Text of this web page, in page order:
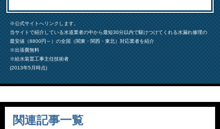
※公式サイトへリンクします。
当サイトで紹介している水道業者の中から最短30分以内で駆けつけてくれる水漏れ修理の
最安値（8800円～）の全国（関東・関西・東北）対応業者を紹介
※出張費無料
※給水装置工事主任技術者
(2013年5月時点)
関連記事一覧